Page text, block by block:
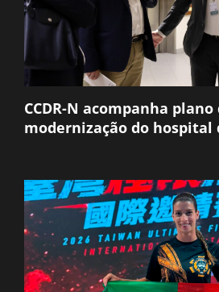
CCDR-N acompanha plano
modernização do hospital